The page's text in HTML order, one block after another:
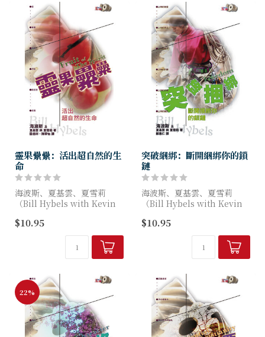
靈果纍纍：活出超自然的生
命
海波斯、夏基雲、夏雪莉
（Bill Hybels with Kevin
) 著
真正愛人的表現，莫過於以別
$10.95
突破綑綁：斷開綑綁你的鎖
鏈
海波斯、夏基雲、夏雪莉
（Bill Hybels with Kevin
) 著
這是一套非一般的查經系列，
$10.95
22%